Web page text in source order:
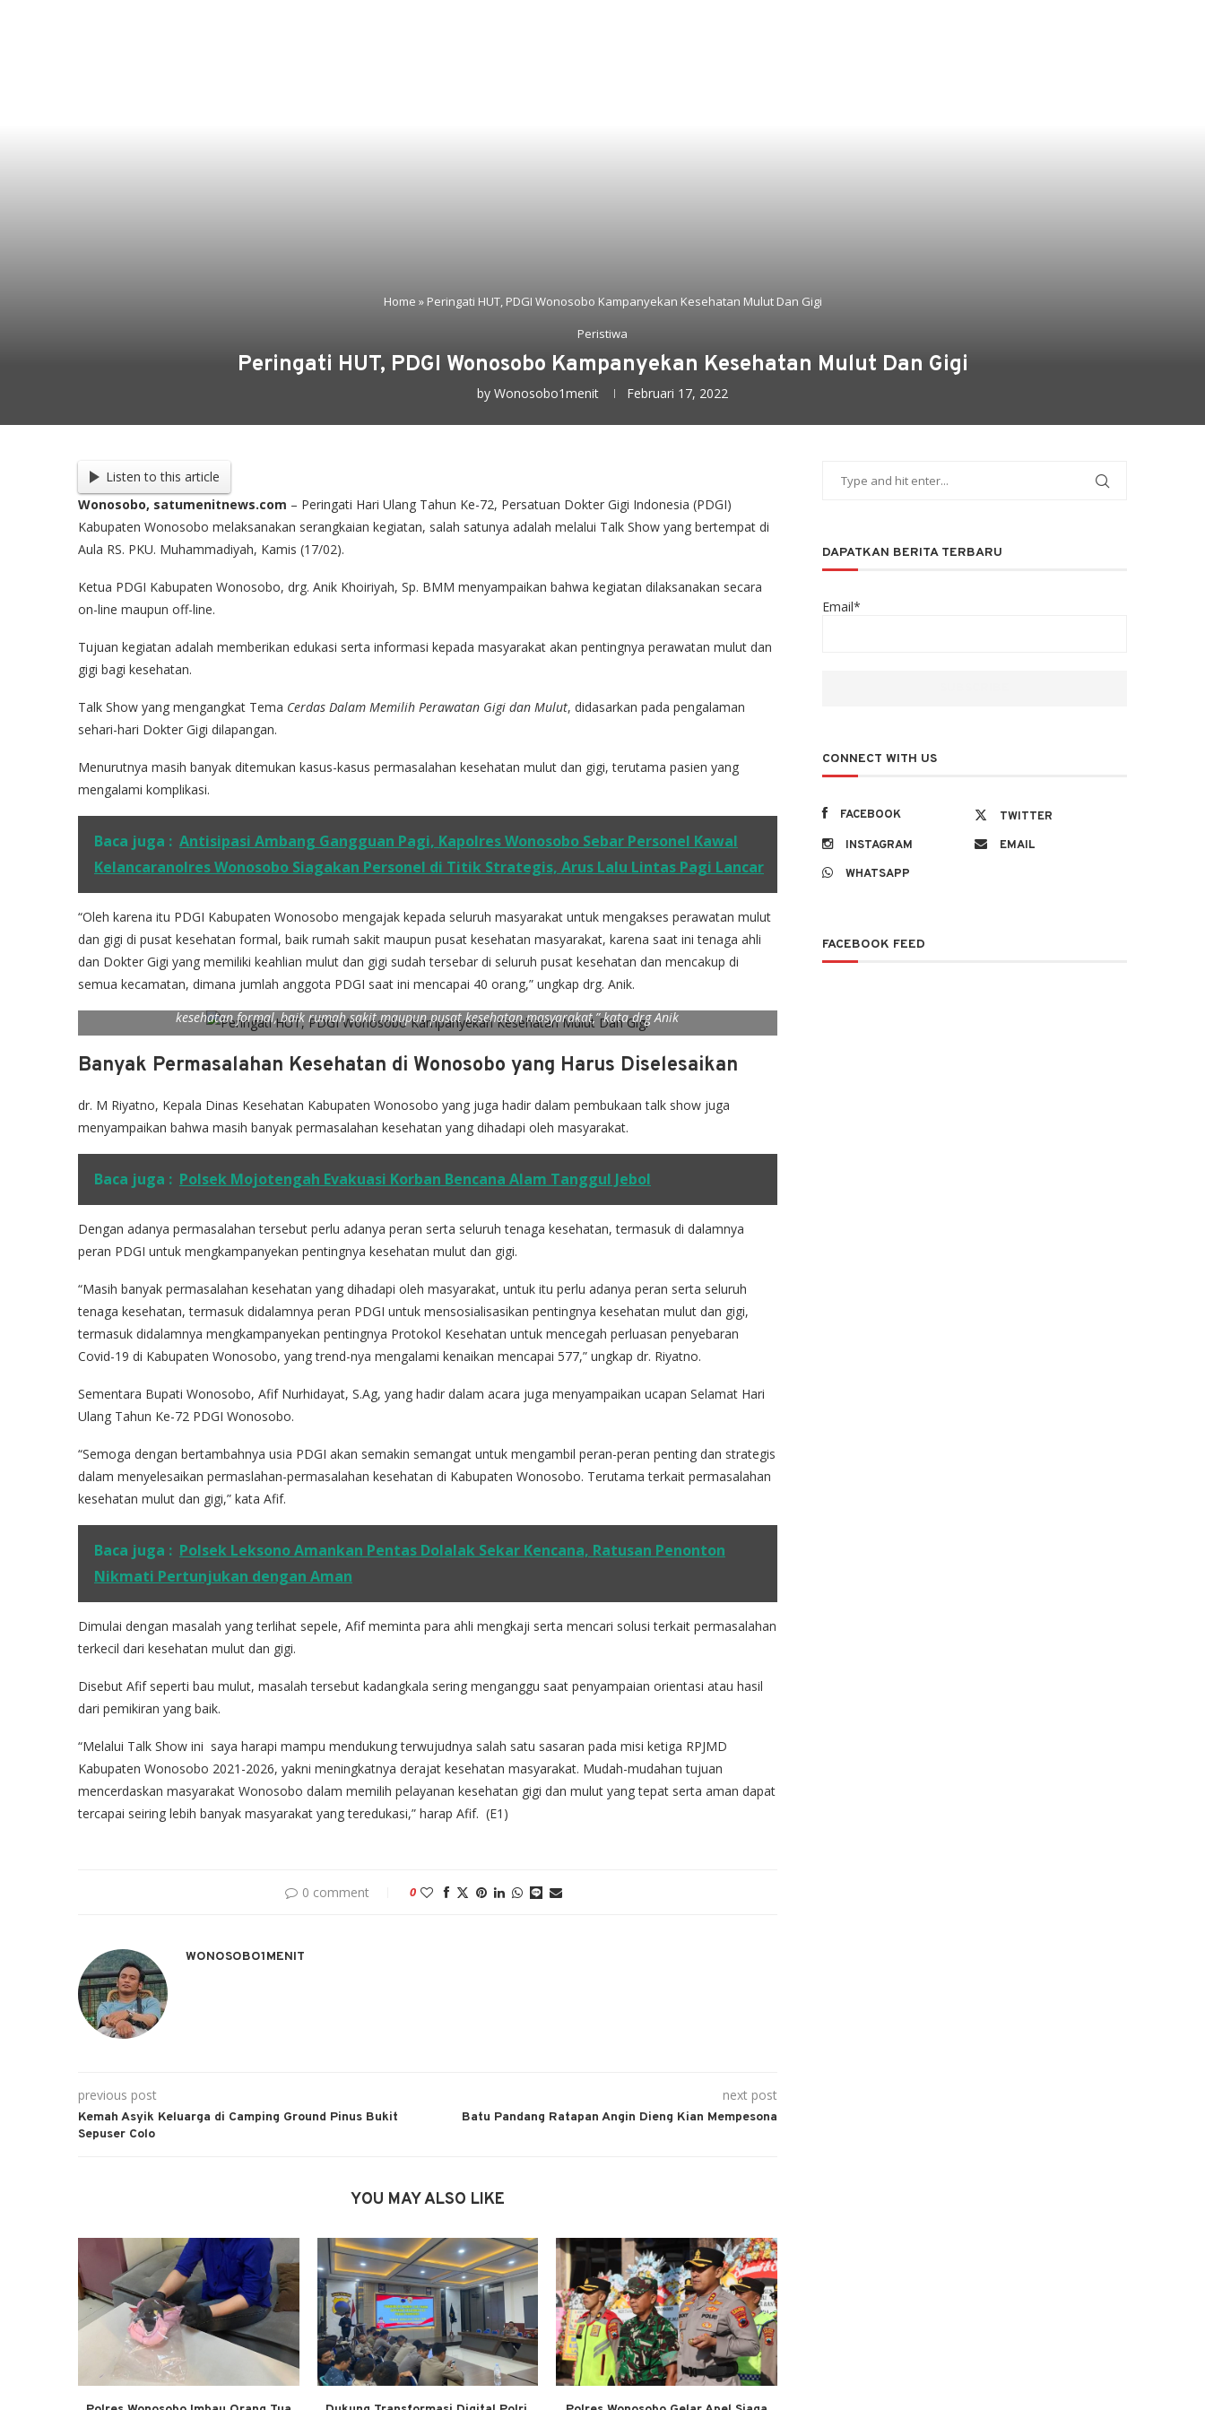
Home » Peringati HUT, PDGI Wonosobo Kampanyekan Kesehatan Mulut Dan Gigi
Peristiwa
Peringati HUT, PDGI Wonosobo Kampanyekan Kesehatan Mulut Dan Gigi
by Wonosobo1menit Februari 17, 2022
Listen to this article
Wonosobo, satumenitnews.com – Peringati Hari Ulang Tahun Ke-72, Persatuan Dokter Gigi Indonesia (PDGI)
Kabupaten Wonosobo melaksanakan serangkaian kegiatan, salah satunya adalah melalui Talk Show yang bertempat di
Aula RS. PKU. Muhammadiyah, Kamis (17/02).
Ketua PDGI Kabupaten Wonosobo, drg. Anik Khoiriyah, Sp. BMM menyampaikan bahwa kegiatan dilaksanakan secara
on-line maupun off-line.
Tujuan kegiatan adalah memberikan edukasi serta informasi kepada masyarakat akan pentingnya perawatan mulut dan
gigi bagi kesehatan.
Talk Show yang mengangkat Tema Cerdas Dalam Memilih Perawatan Gigi dan Mulut, didasarkan pada pengalaman
sehari-hari Dokter Gigi dilapangan.
Menurutnya masih banyak ditemukan kasus-kasus permasalahan kesehatan mulut dan gigi, terutama pasien yang
mengalami komplikasi.
Baca juga : Antisipasi Ambang Gangguan Pagi, Kapolres Wonosobo Sebar Personel Kawal
Kelancaranolres Wonosobo Siagakan Personel di Titik Strategis, Arus Lalu Lintas Pagi Lancar
“Oleh karena itu PDGI Kabupaten Wonosobo mengajak kepada seluruh masyarakat untuk mengakses perawatan mulut
dan gigi di pusat kesehatan formal, baik rumah sakit maupun pusat kesehatan masyarakat, karena saat ini tenaga ahli
dan Dokter Gigi yang memiliki keahlian mulut dan gigi sudah tersebar di seluruh pusat kesehatan dan mencakup di
semua kecamatan, dimana jumlah anggota PDGI saat ini mencapai 40 orang,” ungkap drg. Anik.
kesehatan formal, baik rumah sakit maupun pusat kesehatan masyarakat,” kata drg Anik
Banyak Permasalahan Kesehatan di Wonosobo yang Harus Diselesaikan
dr. M Riyatno, Kepala Dinas Kesehatan Kabupaten Wonosobo yang juga hadir dalam pembukaan talk show juga
menyampaikan bahwa masih banyak permasalahan kesehatan yang dihadapi oleh masyarakat.
Baca juga : Polsek Mojotengah Evakuasi Korban Bencana Alam Tanggul Jebol
Dengan adanya permasalahan tersebut perlu adanya peran serta seluruh tenaga kesehatan, termasuk di dalamnya
peran PDGI untuk mengkampanyekan pentingnya kesehatan mulut dan gigi.
“Masih banyak permasalahan kesehatan yang dihadapi oleh masyarakat, untuk itu perlu adanya peran serta seluruh
tenaga kesehatan, termasuk didalamnya peran PDGI untuk mensosialisasikan pentingnya kesehatan mulut dan gigi,
termasuk didalamnya mengkampanyekan pentingnya Protokol Kesehatan untuk mencegah perluasan penyebaran
Covid-19 di Kabupaten Wonosobo, yang trend-nya mengalami kenaikan mencapai 577,” ungkap dr. Riyatno.
Sementara Bupati Wonosobo, Afif Nurhidayat, S.Ag, yang hadir dalam acara juga menyampaikan ucapan Selamat Hari
Ulang Tahun Ke-72 PDGI Wonosobo.
“Semoga dengan bertambahnya usia PDGI akan semakin semangat untuk mengambil peran-peran penting dan strategis
dalam menyelesaikan permaslahan-permasalahan kesehatan di Kabupaten Wonosobo. Terutama terkait permasalahan
kesehatan mulut dan gigi,” kata Afif.
Baca juga : Polsek Leksono Amankan Pentas Dolalak Sekar Kencana, Ratusan Penonton
Nikmati Pertunjukan dengan Aman
Dimulai dengan masalah yang terlihat sepele, Afif meminta para ahli mengkaji serta mencari solusi terkait permasalahan
terkecil dari kesehatan mulut dan gigi.
Disebut Afif seperti bau mulut, masalah tersebut kadangkala sering menganggu saat penyampaian orientasi atau hasil
dari pemikiran yang baik.
“Melalui Talk Show ini saya harapi mampu mendukung terwujudnya salah satu sasaran pada misi ketiga RPJMD
Kabupaten Wonosobo 2021-2026, yakni meningkatnya derajat kesehatan masyarakat. Mudah-mudahan tujuan
mencerdaskan masyarakat Wonosobo dalam memilih pelayanan kesehatan gigi dan mulut yang tepat serta aman dapat
tercapai seiring lebih banyak masyarakat yang teredukasi,” harap Afif. (E1)
0 comment 0
WONOSOBO1MENIT
previous post
Kemah Asyik Keluarga di Camping Ground Pinus Bukit
Sepuser Colo
next post
Batu Pandang Ratapan Angin Dieng Kian Mempesona
YOU MAY ALSO LIKE
DAPATKAN BERITA TERBARU
Email*
CONNECT WITH US
FACEBOOK
TWITTER
INSTAGRAM
EMAIL
WHATSAPP
FACEBOOK FEED